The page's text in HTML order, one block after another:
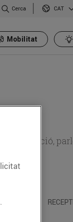
Cerca CAT
Mobilitat